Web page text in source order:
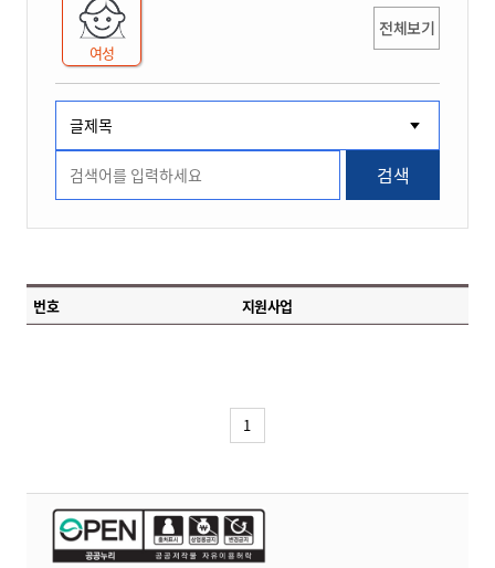
여성
전체보기
검색
번호 지원사업
1